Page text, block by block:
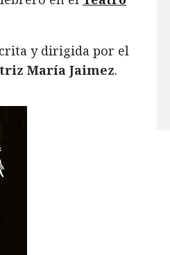
y dirigida por el
María Jaimez.